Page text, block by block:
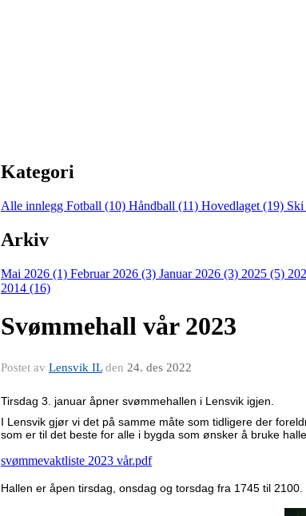
Kategori
Alle innlegg Fotball (10) Håndball (11) Hovedlaget (19)
Arkiv
Mai 2026 (1) Februar 2026 (3) Januar 2026 (3) 2025 (5)
2014 (16)
Svømmehall vår 2023
Postet av Lensvik ILden 24. des 2022
Tirsdag 3. januar åpner svømmehallen i Lensvik igjen.
I Lensvik gjør vi det på samme måte som tidligere der
som er til det beste for alle i bygda som ønsker å bruke
svømmevaktliste 2023 vår.pdf
Hallen er åpen tirsdag, onsdag og torsdag fra 1745 til 2100.